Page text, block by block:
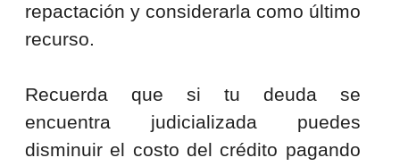
repactación y considerarla como último
recurso.
Recuerda que si tu deuda se
encuentra judicializada puedes
disminuir el costo del crédito pagando